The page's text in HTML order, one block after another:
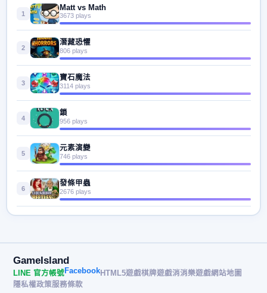
1
Matt vs Math
3673 plays
2
潛藏恐懼
806 plays
3
寶石魔法
3114 plays
4
鎖
956 plays
5
元素演變
746 plays
6
發條甲蟲
2676 plays
GameIsland
LINE 官方帳號FacebookHTML5遊戲棋牌遊戲消消樂遊戲網站地圖
隱私權政策服務條款